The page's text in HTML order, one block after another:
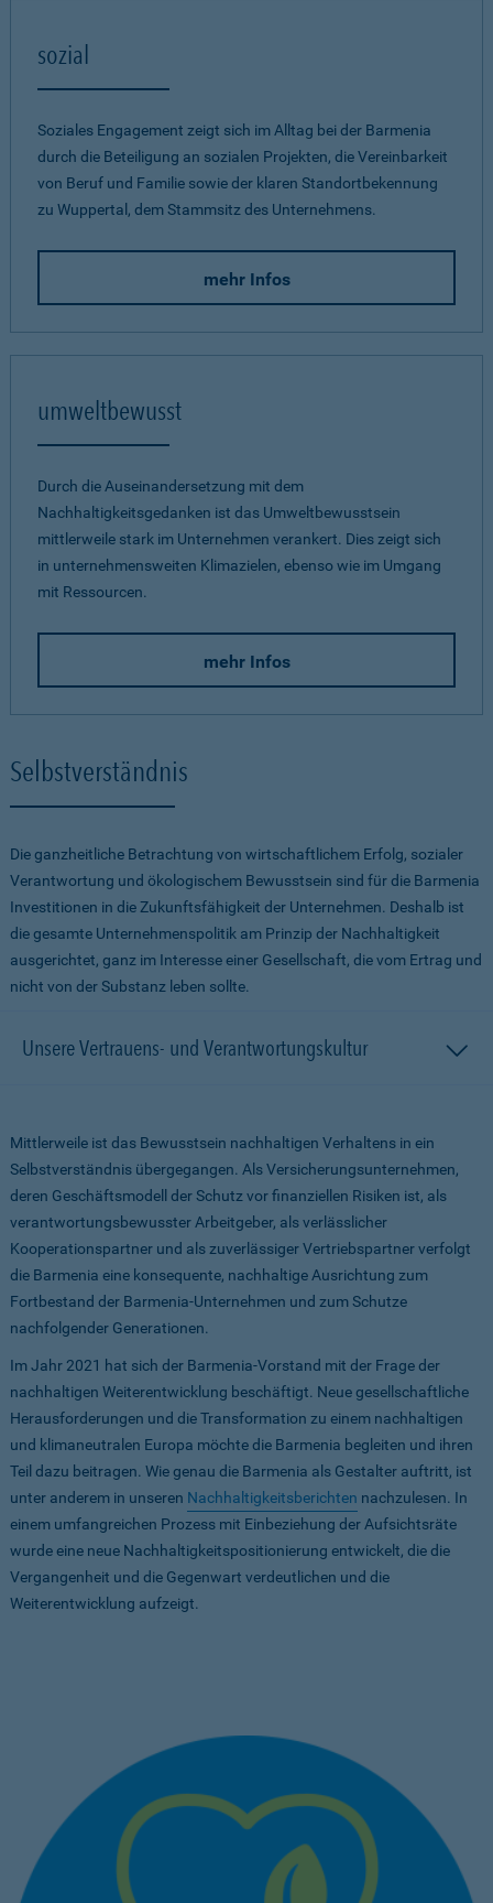
sozial
Soziales Engagement zeigt sich im Alltag bei der Barmenia
durch die Beteiligung an sozialen Projekten, die Vereinbarkeit
von Beruf und Familie sowie der klaren Standortbekennung
zu Wuppertal, dem Stammsitz des Unternehmens.
mehr Infos
umweltbewusst
Durch die Auseinandersetzung mit dem
Nachhaltigkeitsgedanken ist das Umweltbewusstsein
mittlerweile stark im Unternehmen verankert. Dies zeigt sich
in unternehmensweiten Klimazielen, ebenso wie im Umgang
mit Ressourcen.
mehr Infos
Selbstverständnis
Die ganzheitliche Betrachtung von wirtschaftlichem Erfolg, sozialer
Verantwortung und ökologischem Bewusstsein sind für die Barmenia
Investitionen in die Zukunftsfähigkeit der Unternehmen. Deshalb ist
die gesamte Unternehmenspolitik am Prinzip der Nachhaltigkeit
ausgerichtet, ganz im Interesse einer Gesellschaft, die vom Ertrag und
nicht von der Substanz leben sollte.
Unsere Vertrauens- und Verantwortungskultur
Mittlerweile ist das Bewusstsein nachhaltigen Verhaltens in ein
Selbstverständnis übergegangen. Als Versicherungsunternehmen,
deren Geschäftsmodell der Schutz vor finanziellen Risiken ist, als
verantwortungsbewusster Arbeitgeber, als verlässlicher
Kooperationspartner und als zuverlässiger Vertriebspartner verfolgt
die Barmenia eine konsequente, nachhaltige Ausrichtung zum
Fortbestand der Barmenia-Unternehmen und zum Schutze
nachfolgender Generationen.
Im Jahr 2021 hat sich der Barmenia-Vorstand mit der Frage der
nachhaltigen Weiterentwicklung beschäftigt. Neue gesellschaftliche
Herausforderungen und die Transformation zu einem nachhaltigen
und klimaneutralen Europa möchte die Barmenia begleiten und ihren
Teil dazu beitragen. Wie genau die Barmenia als Gestalter auftritt, ist
unter anderem in unseren Nachhaltigkeitsberichten nachzulesen. In
einem umfangreichen Prozess mit Einbeziehung der Aufsichtsräte
wurde eine neue Nachhaltigkeitspositionierung entwickelt, die die
Vergangenheit und die Gegenwart verdeutlichen und die
Weiterentwicklung aufzeigt.